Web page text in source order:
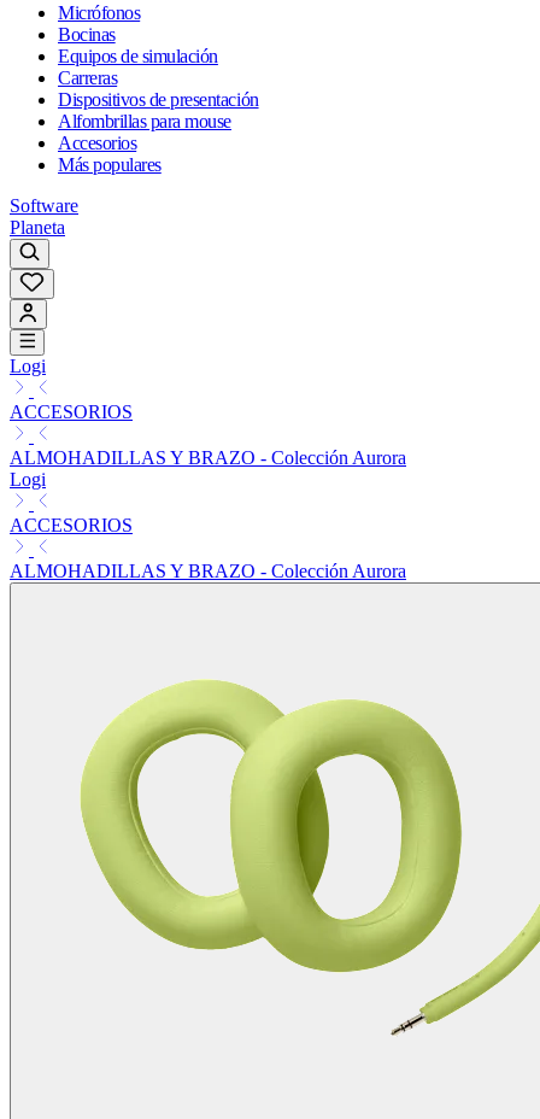
Micrófonos
Bocinas
Equipos de simulación
Carreras
Dispositivos de presentación
Alfombrillas para mouse
Accesorios
Más populares
Software
Planeta
Logi
ACCESORIOS
ALMOHADILLAS Y BRAZO - Colección Aurora
Logi
ACCESORIOS
ALMOHADILLAS Y BRAZO - Colección Aurora